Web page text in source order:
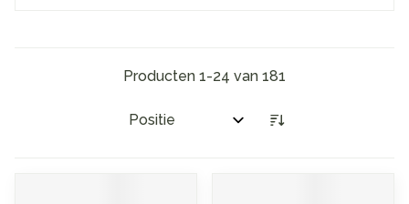
Producten 1-24 van 181
Sorteer op: